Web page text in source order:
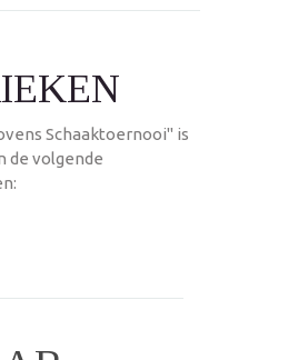
Schaaktoernooi" is
de volgende